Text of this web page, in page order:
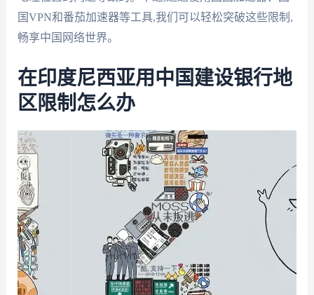
国VPN和番茄加速器等工具,我们可以轻松突破这些限制,
畅享中国网络世界。
在印度尼西亚用中国建设银行地
区限制怎么办